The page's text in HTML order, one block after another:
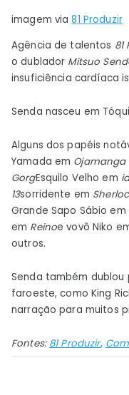
imagem via81 Produzir
Agência de talentos 81
o dublador Mitsuo
insuficiência cardíaca
Senda nasceu em
Alguns dos papéis
Yamada em
GorgEsquilo Velho em
13sorridente em
Grande Sapo Sábio em
em Reinoe vovô Niko
outros.
Senda também
faroeste, como King
narração para muitos
Fontes: 81 Produzir,